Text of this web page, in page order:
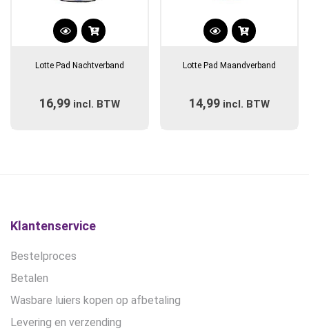
Dit
heeft
variaties.
de
Lotte Pad Nachtverband
16,99 incl. BTW
Dit
heeft
variaties.
Lotte Pad Maandverband
14,99 incl. BTW
Klantenservice
Bestelproces
Betalen
Wasbare luiers kopen op afbetaling
Levering en verzending